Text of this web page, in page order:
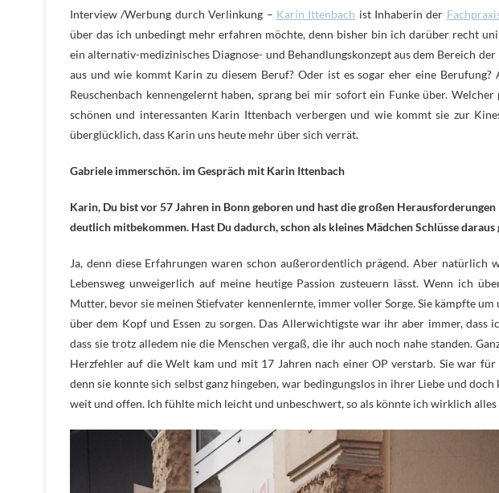
Interview /Werbung durch Verlinkung – Karin Ittenbach ist Inhaberin der
über das ich unbedingt mehr erfahren möchte, denn bisher bin ich darüber recht
ein alternativ-medizinisches Diagnose- und Behandlungskonzept aus dem Bereich
aus und wie kommt Karin zu diesem Beruf? Oder ist es sogar eher eine Berufung?
Reuschenbach kennengelernt haben, sprang bei mir sofort ein Funke über.
schönen und interessanten Karin Ittenbach verbergen und wie kommt sie zur
überglücklich, dass Karin uns heute mehr über sich verrät.
Gabriele immerschön. im Gespräch mit Karin Ittenbach
Karin, Du bist vor 57 Jahren in Bonn geboren und hast die großen
deutlich mitbekommen. Hast Du dadurch, schon als kleines Mädchen Schlüsse daraus
Ja, denn diese Erfahrungen waren schon außerordentlich prägend. Aber natürlich
Lebensweg unweigerlich auf meine heutige Passion zusteuern lässt. Wenn ich
Mutter, bevor sie meinen Stiefvater kennenlernte, immer voller Sorge. Sie kämpfte
über dem Kopf und Essen zu sorgen. Das Allerwichtigste war ihr aber immer, dass
dass sie trotz alledem nie die Menschen vergaß, die ihr auch noch nahe standen.
Herzfehler auf die Welt kam und mit 17 Jahren nach einer OP verstarb. Sie war für
denn sie konnte sich selbst ganz hingeben, war bedingungslos in ihrer Liebe und
weit und offen. Ich fühlte mich leicht und unbeschwert, so als könnte ich wirklich alles